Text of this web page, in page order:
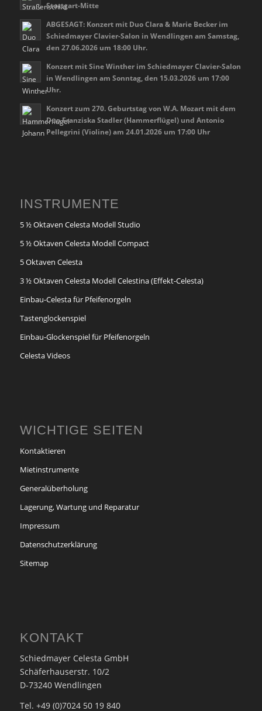
Stuttgart-Mitte
ABGESAGT: Konzert mit Duo Clara & Marie Becker im
Schiedmayer Clavier-Salon in Wendlingen am Samstag,
den 27.06.2026 um 18:00 Uhr.
Konzert mit Sine Winther im Schiedmayer Clavier-Salon
in Wendlingen am Sonntag, den 15.03.2026 um 17:00
Uhr.
Konzert zum 270. Geburtstag von W.A. Mozart mit dem
Duo Franziska Stadler (Hammerflügel) und Antonio
Pellegrini (Violine) am 24.01.2026 um 17:00 Uhr
INSTRUMENTE
5 ½ Oktaven Celesta Modell Studio
5 ½ Oktaven Celesta Modell Compact
5 Oktaven Celesta
3 ½ Oktaven Celesta Modell Celestina (Effekt-Celesta)
Einbau-Celesta für Pfeifenorgeln
Tastenglockenspiel
Einbau-Glockenspiel für Pfeifenorgeln
Celesta Videos
WICHTIGE SEITEN
Kontaktieren
Mietinstrumente
Generalüberholung
Lagerung, Wartung und Reparatur
Impressum
Datenschutzerklärung
Sitemap
KONTAKT
Schiedmayer Celesta GmbH
Schäferhauserstr. 10/2
D-73240 Wendlingen
Tel. +49 (0)7024 50 19 840